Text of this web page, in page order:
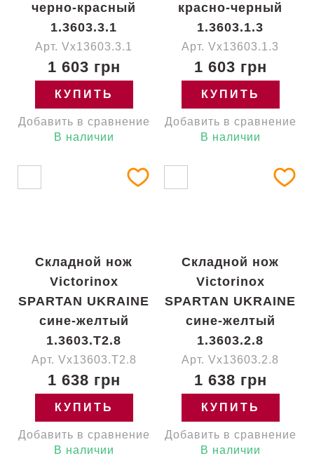
черно-красный
1.3603.3.1
Арт. Vx13603.3.1
1 603 грн
КУПИТЬ
Добавить в сравнение
В наличии
красно-черный
1.3603.1.3
Арт. Vx13603.1.3
1 603 грн
КУПИТЬ
Добавить в сравнение
В наличии
Складной нож
Victorinox
SPARTAN UKRAINE
сине-желтый
1.3603.T2.8
Арт. Vx13603.T2.8
1 638 грн
КУПИТЬ
Добавить в сравнение
В наличии
Складной нож
Victorinox
SPARTAN UKRAINE
сине-желтый
1.3603.2.8
Арт. Vx13603.2.8
1 638 грн
КУПИТЬ
Добавить в сравнение
В наличии